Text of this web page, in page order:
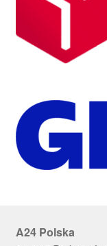
A24 Polska